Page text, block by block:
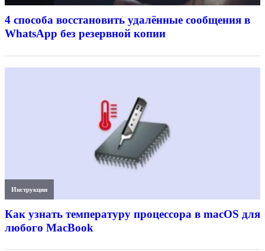
4 способа восстановить удалённые сообщения в
WhatsApp без резервной копии
Инструкции
Как узнать температуру процессора в macOS для
любого MacBook